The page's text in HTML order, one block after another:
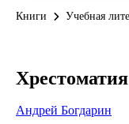
Книги Учебная
Андрей Богдарин